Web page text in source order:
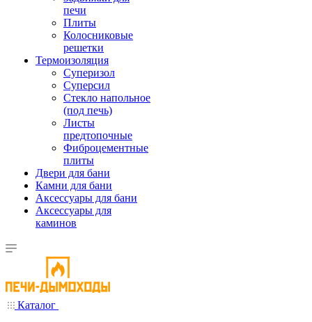
печи
Плиты
Колосниковые
решетки
Термоизоляция
Суперизол
Суперсил
Стекло напольное
(под печь)
Листы
предтопочные
Фиброцементные
плиты
Двери для бани
Камни для бани
Аксессуары для бани
Аксессуары для
каминов
Каталог